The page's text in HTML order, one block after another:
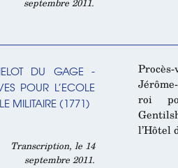
septembre 2011.
DU GAGE -
POUR L’ECOLE
MILITAIRE (1771)
Transcription, le 14
septembre 2011.
roi
l’Hôtel